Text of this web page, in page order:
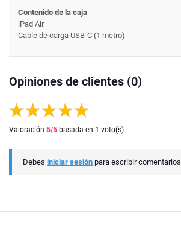
Contenido de la caja
iPad Air
Cable de carga USB-C (1 metro)
Opiniones de clientes (0)
Valoración 5/5 basada en 1 voto(s)
Debes iniciar sesión para escribir comentarios